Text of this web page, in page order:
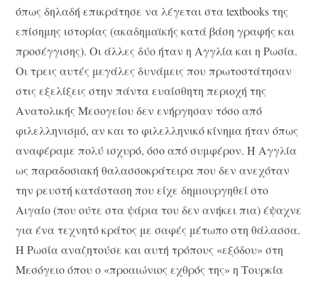
όπως δηλαδή επικράτησε να λέγεται στα textbooks της
επίσημης ιστορίας (ακαδημαϊκής κατά βάση γραφής και
προσέγγισης). Οι άλλες δύο ήταν η Αγγλία και η Ρωσία.
Οι τρεις αυτές μεγάλες δυνάμεις που πρωτοστάτησαν
στις εξελίξεις στην πάντα ευαίσθητη περιοχή της
Ανατολικής Μεσογείου δεν ενήργησαν τόσο από
φιλελληνισμό, αν και το φιλελληνικό κίνημα ήταν όπως
αναφέραμε πολύ ισχυρό, όσο από συμφέρον. Η Αγγλία
ως παραδοσιακή θαλασσοκράτειρα που δεν ανεχόταν
την ρευστή κατάσταση που είχε δημιουργηθεί στο
Αιγαίο (που ούτε στα ψάρια του δεν ανήκει πια) έψαχνε
για ένα τεχνητό κράτος με σαφές μέτωπο στη θάλασσα.
Η Ρωσία αναζητούσε και αυτή τρόπους «εξόδου» στη
Μεσόγειο όπου ο «προαιώνιος εχθρός της» η Τουρκία